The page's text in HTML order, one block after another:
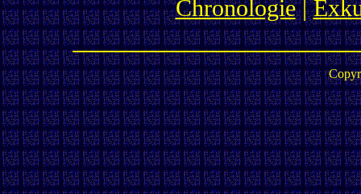
Chronologie|